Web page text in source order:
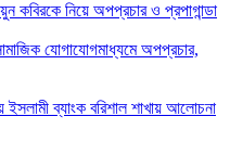
কবিরকে নিয়ে অপপ্রচার ও প্রপাগান্ডা
যোগাযোগমাধ্যমে অপপ্রচার,
ব্যাংক বরিশাল শাখায় আলোচনা